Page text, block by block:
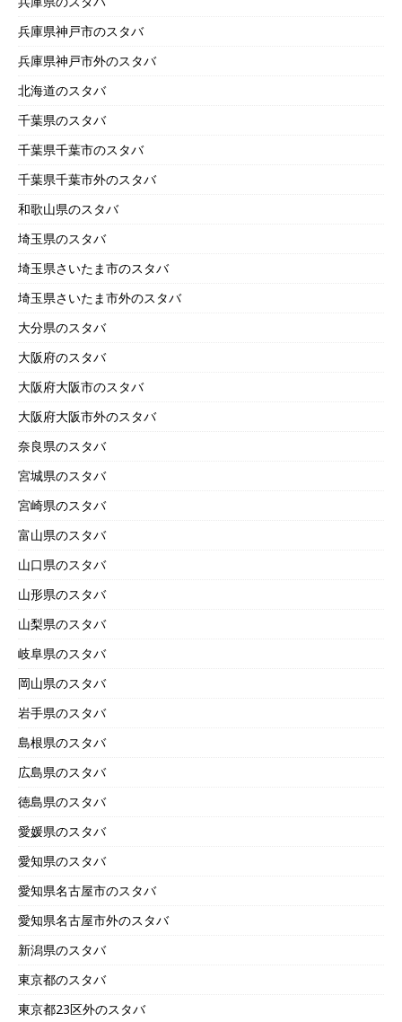
兵庫県神戸市のスタバ
兵庫県神戸市外のスタバ
北海道のスタバ
千葉県のスタバ
千葉県千葉市のスタバ
千葉県千葉市外のスタバ
和歌山県のスタバ
埼玉県のスタバ
埼玉県さいたま市のスタバ
埼玉県さいたま市外のスタバ
大分県のスタバ
大阪府のスタバ
大阪府大阪市のスタバ
大阪府大阪市外のスタバ
奈良県のスタバ
宮城県のスタバ
宮崎県のスタバ
富山県のスタバ
山口県のスタバ
山形県のスタバ
山梨県のスタバ
岐阜県のスタバ
岡山県のスタバ
岩手県のスタバ
島根県のスタバ
広島県のスタバ
徳島県のスタバ
愛媛県のスタバ
愛知県のスタバ
愛知県名古屋市のスタバ
愛知県名古屋市外のスタバ
新潟県のスタバ
東京都のスタバ
東京都23区外のスタバ